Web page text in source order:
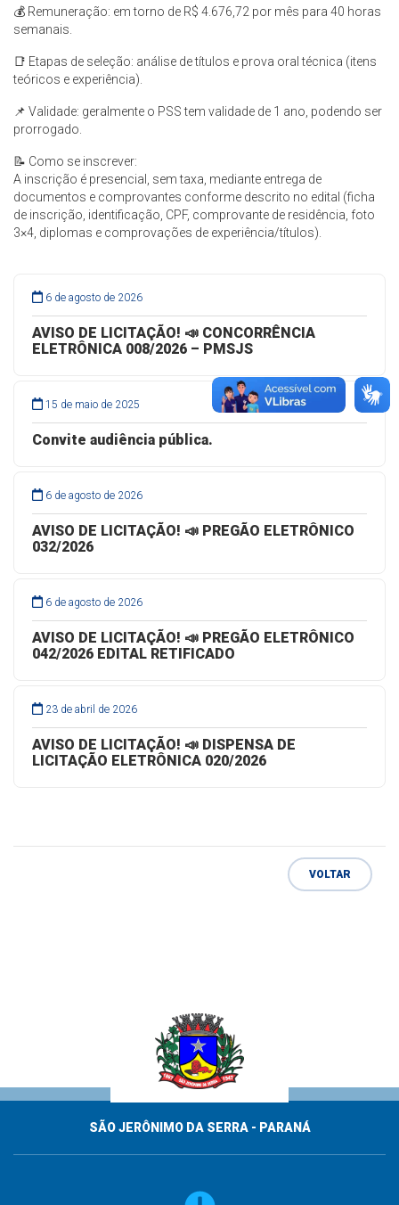
💰 Remuneração: em torno de R$ 4.676,72 por mês para 40 horas
semanais.
📑 Etapas de seleção: análise de títulos e prova oral técnica (itens
teóricos e experiência).
📌 Validade: geralmente o PSS tem validade de 1 ano, podendo ser
prorrogado.
📝 Como se inscrever:
A inscrição é presencial, sem taxa, mediante entrega de
documentos e comprovantes conforme descrito no edital (ficha
de inscrição, identificação, CPF, comprovante de residência, foto
3×4, diplomas e comprovações de experiência/títulos).
6 de agosto de 2026
AVISO DE LICITAÇÃO! 📣 CONCORRÊNCIA
ELETRÔNICA 008/2026 – PMSJS
15 de maio de 2025
Convite audiência pública.
6 de agosto de 2026
AVISO DE LICITAÇÃO! 📣 PREGÃO ELETRÔNICO
032/2026
6 de agosto de 2026
AVISO DE LICITAÇÃO! 📣 PREGÃO ELETRÔNICO
042/2026 EDITAL RETIFICADO
23 de abril de 2026
AVISO DE LICITAÇÃO! 📣 DISPENSA DE
LICITAÇÃO ELETRÔNICA 020/2026
VOLTAR
SÃO JERÔNIMO DA SERRA - PARANÁ